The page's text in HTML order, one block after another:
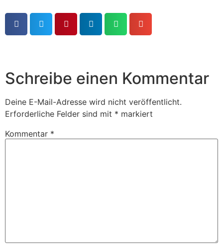
Schreibe einen Kommentar
Deine E-Mail-Adresse wird nicht veröffentlicht.
Erforderliche Felder sind mit * markiert
Kommentar *